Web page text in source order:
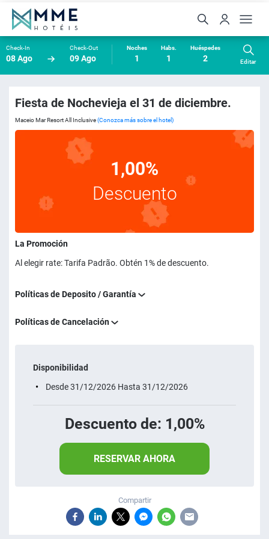
Check-In
08 Ago
Check-Out
09 Ago
Noches
1
Habs.
1
Huéspedes
2 Editar
Fiesta de Nochevieja el 31 de diciembre.
Maceio Mar Resort All Inclusive(Conozca más sobre el hotel)
1,00%
Descuento
La Promoción
Al elegir rate: Tarifa Padrão. Obtén 1% de descuento.
Políticas de Deposito / Garantía
Políticas de Cancelación
Disponibilidad
Desde 31/12/2026 Hasta 31/12/2026
Descuento de: 1,00%
RESERVAR AHORA
Compartir